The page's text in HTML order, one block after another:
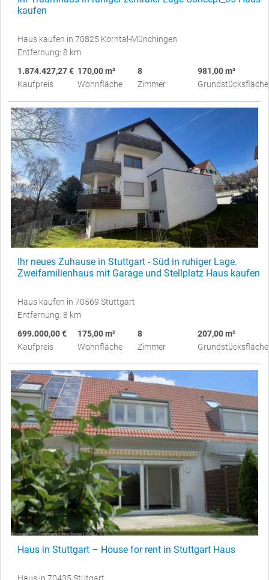
kaufen
Haus kaufen in 70825 Korntal-Münchingen
Entfernung: 8 km
1.874.427,27 €
Kaufpreis
170,00 m²
Wohnfläche
8
Zimmer
981,00 m²
Grundstücksfläche
Ihr neues Zuhause in Stuttgart - Süd in ruhiger Lage.
Zweifamilienhaus mit Garage und Stellplatz Haus kaufen
Haus kaufen in 70569 Stuttgart
Entfernung: 8 km
699.000,00 €
Kaufpreis
175,00 m²
Wohnfläche
8
Zimmer
207,00 m²
Grundstücksfläche
Haus in Stuttgart – House for rent in Stuttgart Haus